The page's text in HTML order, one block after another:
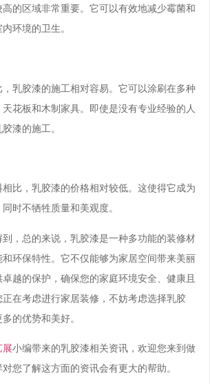
的区域非常重要。它可以有效地减少霉菌和
环境的卫生。
胶漆的施工相对容易。它可以涂刷在多种
花板和木制家具。即使是没有专业经验的人
漆的施工。
，乳胶漆的价格相对较低。这使得它成为
时不牺牲质量和美观度。
总的来说，乳胶漆是一种多功能的装修材
环保特性。它不仅能够为家居空间带来美丽
越的保护，确保您的家庭环境安全、健康且
在考虑进行家居装修，不妨考虑选择乳胶
的优势和美好。
展小编带来的乳胶漆相关资讯，欢迎您来到做
您了解这方面的资讯会有更大的帮助。